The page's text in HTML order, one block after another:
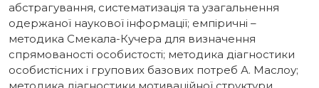
абстрагування, систематизація та узагальнення
одержаної наукової інформації; емпіричні –
методика Смекала-Кучера для визначення
спрямованості особистості; методика діагностики
особистісних і групових базових потреб А. Маслоу;